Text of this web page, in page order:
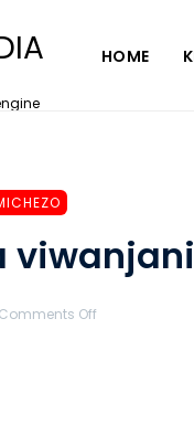
HOME
Comments Off